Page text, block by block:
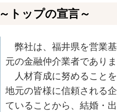
～トップの宣言～
弊社は、福井県を営業
元の金融仲介業者であり
人材育成に努めること
地元の皆様に信頼される
ていることから、結婚・